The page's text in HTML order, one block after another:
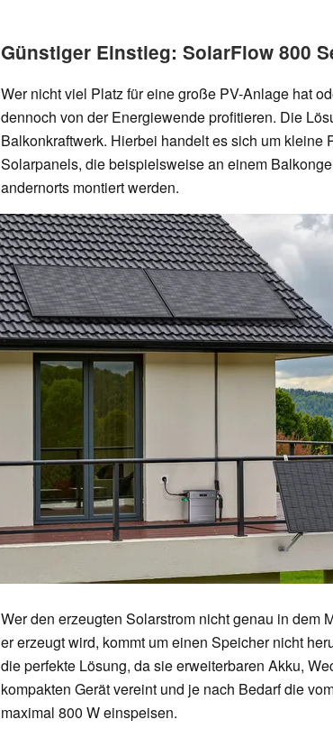
Günstiger Einstieg: SolarFlow 800
Wer nicht viel Platz für eine große PV-Anlage hat
dennoch von der Energiewende profitieren. Die
Balkonkraftwerk. Hierbei handelt es sich um kleine
Solarpanels, die beispielsweise an einem
andernorts montiert werden.
Wer den erzeugten Solarstrom nicht genau in dem
er erzeugt wird, kommt um einen Speicher nicht
die perfekte Lösung, da sie erweiterbaren Akku,
kompakten Gerät vereint und je nach Bedarf die
maximal 800 W einspeisen.